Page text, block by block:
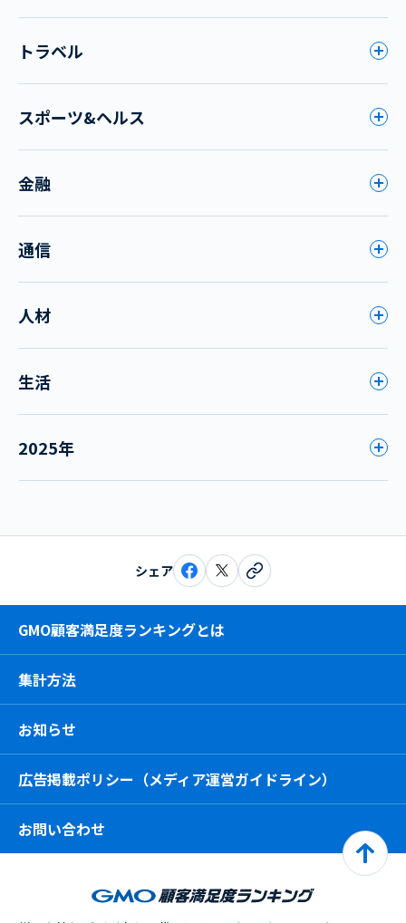
トラベル
スポーツ&ヘルス
金融
通信
人材
生活
2025年
シェア
GMO顧客満足度ランキングとは
集計方法
お知らせ
広告掲載ポリシー（メディア運営ガイドライン）
お問い合わせ